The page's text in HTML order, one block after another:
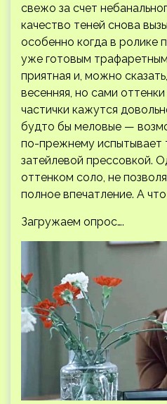
свежо за счет
качество теней снова
особенно когда в ролике
уже готовым
приятная и, можно
весенняя, но сами
частички кажутся
будто бы меловые —
по-прежнему испытывает
затейлевой прессовкой.
оттенком соло, не
полное впечатление. А
Загружаем опрос….